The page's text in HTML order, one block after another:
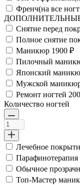
Френч(на все
Снятие перед
Полное снятие
Маникюр 1900 ₽
Пилочный
Японский
Мужской
Ремонт ногтей
Количество ногтей
Лечебное
Парафинотерапия
Обычное
Топ-Мастер